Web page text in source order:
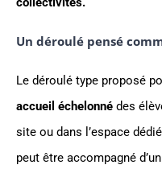
Un déroulé pensé
Le déroulé type proposé
accueil échelonné des
site ou dans l’espace
peut être accompagné